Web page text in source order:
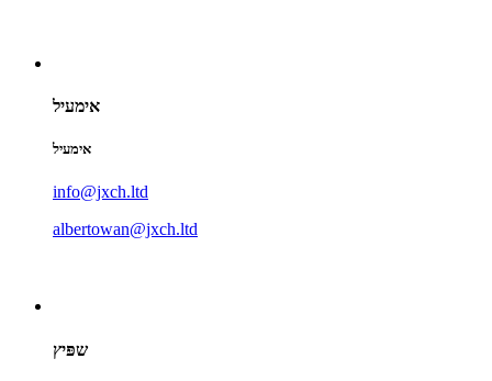
אימעיל
אימעיל
info@jxch.ltd
albertowan@jxch.ltd
שפּיץ